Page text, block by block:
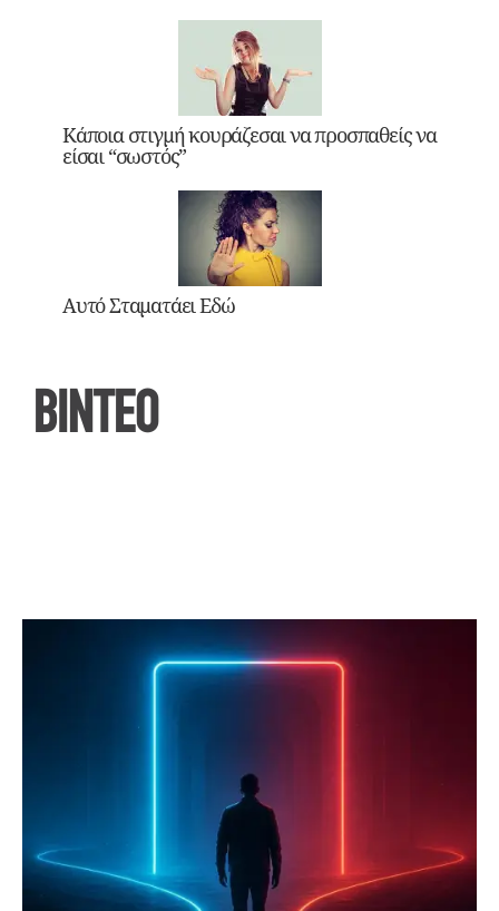
Κάποια στιγμή κουράζεσαι να προσπαθείς να
είσαι “σωστός”
Αυτό Σταματάει Εδώ
ΒΙΝΤΕΟ